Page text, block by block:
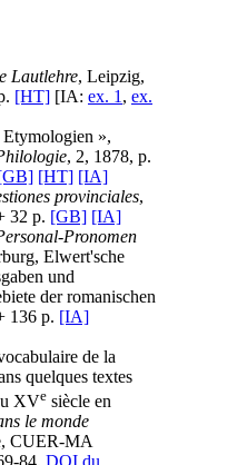
Lautlehre, Leipzig,
[HT] [IA: ex. 1 , ex.
»,
, 2, 1878, p.
[HT] [IA]
provinciales,
32 p. [GB] [IA]
Pronomen
Elwert'sche
und
der romanischen
136 p. [IA]
de la
quelques textes
XVe siècle en
le monde
CUER-MA
84. DOI du